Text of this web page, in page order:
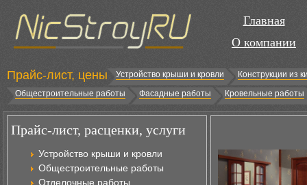
Главная
О компании
Прайс-лист, цены Устройство крыши и кровли
Конструкции из
Общестроительные работы
Фасадные работы Кровельные работы
Прайс-лист, расценки, услуги
Устройство крыши и кровли
Общестроительные работы
Отделочные работы